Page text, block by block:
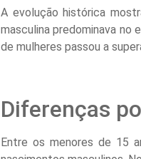
A evolução histórica
masculina predominava no
de mulheres passou a
Diferenças
Entre os menores de 15